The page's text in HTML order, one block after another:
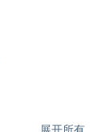
展开所有